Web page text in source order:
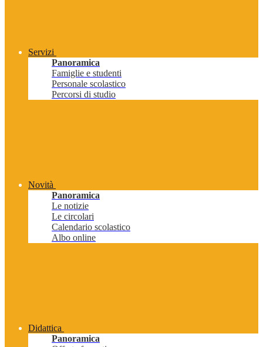
Servizi
Panoramica
Famiglie e studenti
Personale scolastico
Percorsi di studio
Novità
Panoramica
Le notizie
Le circolari
Calendario scolastico
Albo online
Didattica
Panoramica